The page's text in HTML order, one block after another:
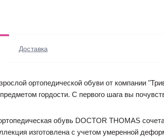
Доставка
ортопедической обуви от компании
гордости. С первого шага вы
обувь DOCTOR THOMAS
изготовлена с учетом умеренной